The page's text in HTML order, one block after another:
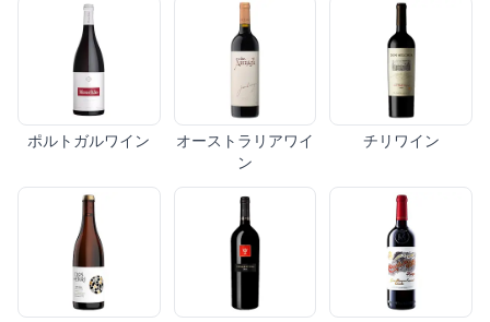
ポルトガルワイン
オーストラリアワイ
ン
チリワイン